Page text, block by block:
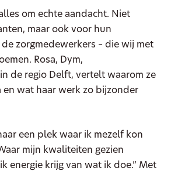
om echte aandacht. Niet
maar ook voor hun
zorgmedewerkers – die wij met
Rosa, Dym,
de regio Delft, vertelt waarom ze
en wat haar werk zo bijzonder
een plek waar ik mezelf kon
mijn kwaliteiten gezien
energie krijg van wat ik doe.” Met